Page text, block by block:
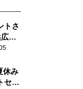
トさ
奈
休み
セラ